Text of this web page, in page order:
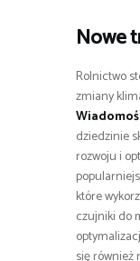
Nowe
Rolnictwo
zmiany
dziedzinie
rozwoju i
które
czujniki do